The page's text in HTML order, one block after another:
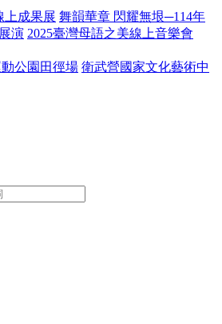
上成果展 舞韻華章 閃耀無垠─114年
演 2025臺灣母語之美線上音樂會
公園田徑場 衛武營國家文化藝術中